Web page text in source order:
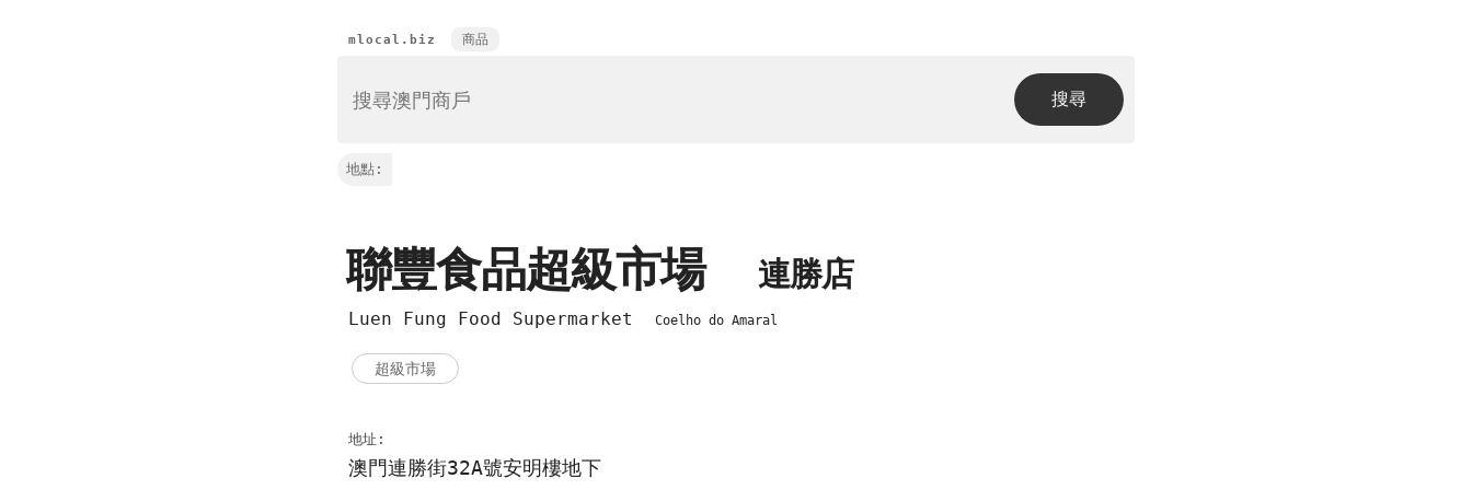
mlocal.biz 商品
地點:
聯豐食品超級市場 連勝店
Luen Fung Food Supermarket Coelho do Amaral
超級市場
地址:
澳門連勝街32A號安明樓地下